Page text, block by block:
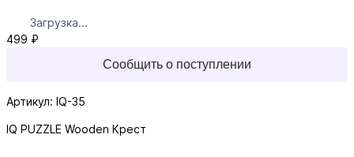
Загрузка...
499 ₽
Сообщить о поступлении
Артикул: IQ-35
IQ PUZZLE Wooden Крест